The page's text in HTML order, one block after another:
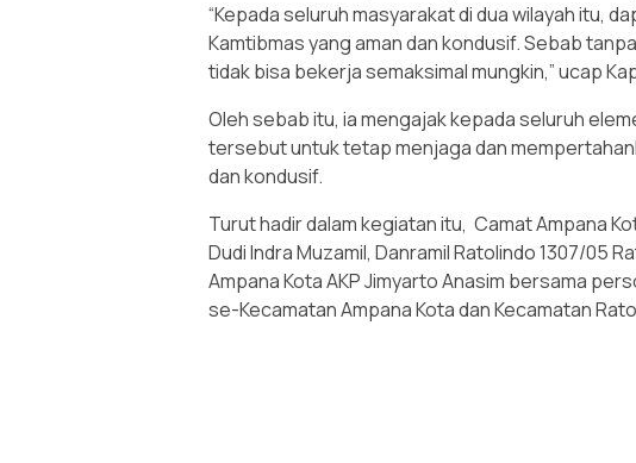
“Kepada seluruh masyarakat di dua wilayah itu,
Kamtibmas yang aman dan kondusif. Sebab
tidak bisa bekerja semaksimal mungkin,” ucap
Oleh sebab itu, ia mengajak kepada seluruh
tersebut untuk tetap menjaga dan
dan kondusif.
Turut hadir dalam kegiatan itu, Camat Ampana
Dudi Indra Muzamil, Danramil Ratolindo 1307/05
Ampana Kota AKP Jimyarto Anasim bersama
se-Kecamatan Ampana Kota dan Kecamatan